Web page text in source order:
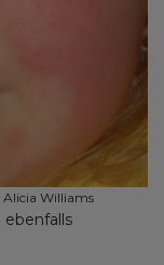
Alicia Williams
ebenfalls